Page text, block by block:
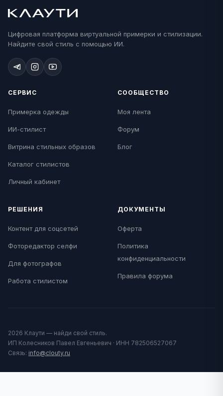
Цифровая платформа виртуальной примерки и стилизации.
Найдите свой стиль с помощью ИИ.
СЕРВИС
Примерка одежды
ИИ-стилист
Витрина стильных образов
Каталог стилистов
Личный кабинет
СООБЩЕСТВО
Моя лента
Форум
Блог
РЕШЕНИЯ
Контент для соцсетей
Фоторедактор селфи
Для фотографов
Работа стилистом
ДОКУМЕНТЫ
Оферта
Политика
конфиденциальности
Правила форума
2026 Клаути — найди свой стиль.
ИП Колесников Павел Евгеньевич · ИНН 782506527067
Связь: info@clouty.ru